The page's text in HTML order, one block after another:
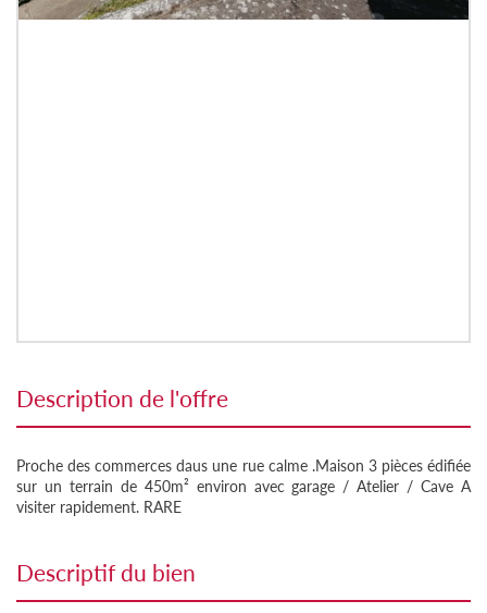
description de l'offre
Proche des commerces daus une rue calme .Maison 3 pièces édifiée
sur un terrain de 450m² environ avec garage / Atelier / Cave A
visiter rapidement. RARE
descriptif du bien